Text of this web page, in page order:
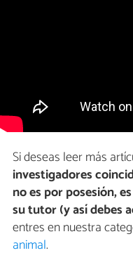
Si deseas leer más
investigadores
no es por posesión,
su tutor (y así debes
entres en nuestra
animal.